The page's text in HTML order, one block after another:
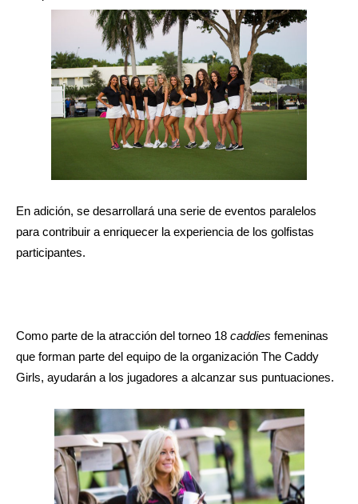
En adición, se desarrollará una serie de eventos paralelos
para contribuir a enriquecer la experiencia de los golfistas
participantes.
Como parte de la atracción del torneo 18 caddies femeninas
que forman parte del equipo de la organización The Caddy
Girls, ayudarán a los jugadores a alcanzar sus puntuaciones.